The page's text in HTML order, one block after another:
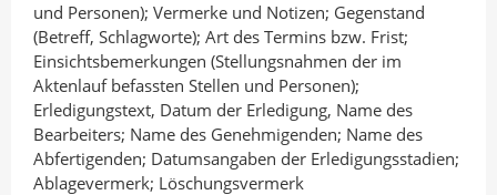
und Personen); Vermerke und Notizen; Gegenstand
(Betreff, Schlagworte); Art des Termins bzw. Frist;
Einsichtsbemerkungen (Stellungsnahmen der im
Aktenlauf befassten Stellen und Personen);
Erledigungstext, Datum der Erledigung, Name des
Bearbeiters; Name des Genehmigenden; Name des
Abfertigenden; Datumsangaben der Erledigungsstadien;
Ablagevermerk; Löschungsvermerk